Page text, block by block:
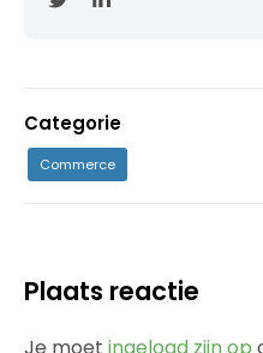
Categorie
Commerce
Plaats reactie